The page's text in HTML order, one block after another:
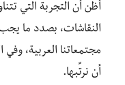
أظن أن التجربة التي
النقاشات، بصدد ما
مجتمعاتنا العربية، وفي
أن نرتِّبها.